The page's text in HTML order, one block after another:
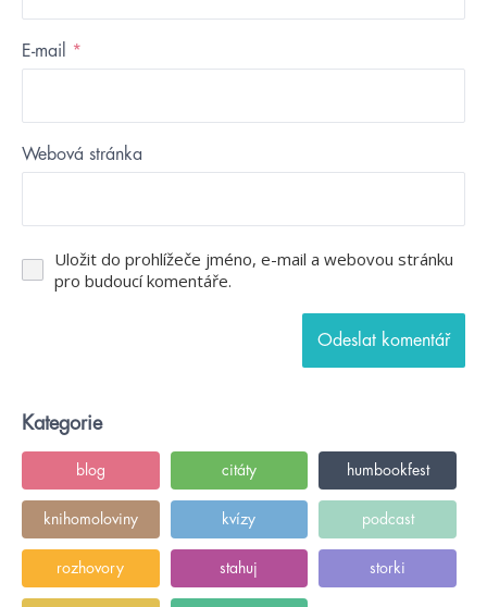
E-mail *
Webová stránka
Uložit do prohlížeče jméno, e-mail a webovou stránku
pro budoucí komentáře.
Kategorie
blog citáty humbookfest
knihomoloviny kvízy podcast
rozhovory stahuj storki